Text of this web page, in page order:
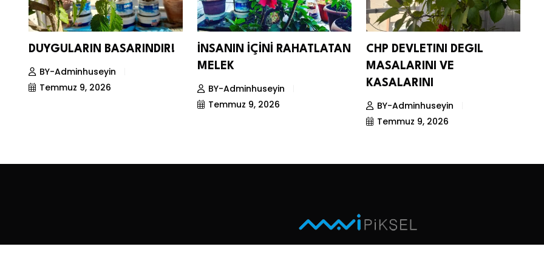
DUYGULARIN BASARINDIR!
BY-Adminhuseyin
Temmuz 9, 2026
İNSANIN İÇİNİ RAHATLATAN
MELEK
BY-Adminhuseyin
Temmuz 9, 2026
CHP DEVLETINI DEGIL
MASALARINI VE
KASALARINI
BY-Adminhuseyin
Temmuz 9, 2026